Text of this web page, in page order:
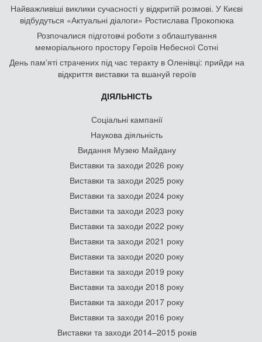
Найважливіші виклики сучасності у відкритій розмові. У Києві
відбудуться «Актуальні діалоги» Ростислава Прокопюка
Розпочалися підготовчі роботи з облаштування
меморіального простору Героїв Небесної Сотні
День памʼяті страчених під час теракту в Оленівці: прийди на
відкриття виставки та вшануй героїв
ДІЯЛЬНІСТЬ
Соціальні кампанії
Наукова діяльність
Видання Музею Майдану
Виставки та заходи 2026 року
Виставки та заходи 2025 року
Виставки та заходи 2024 року
Виставки та заходи 2023 року
Виставки та заходи 2022 року
Виставки та заходи 2021 року
Виставки та заходи 2020 року
Виставки та заходи 2019 року
Виставки та заходи 2018 року
Виставки та заходи 2017 року
Виставки та заходи 2016 року
Виставки та заходи 2014–2015 років